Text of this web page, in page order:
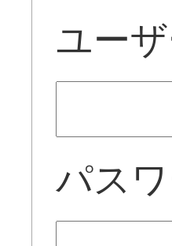
ユー
パス